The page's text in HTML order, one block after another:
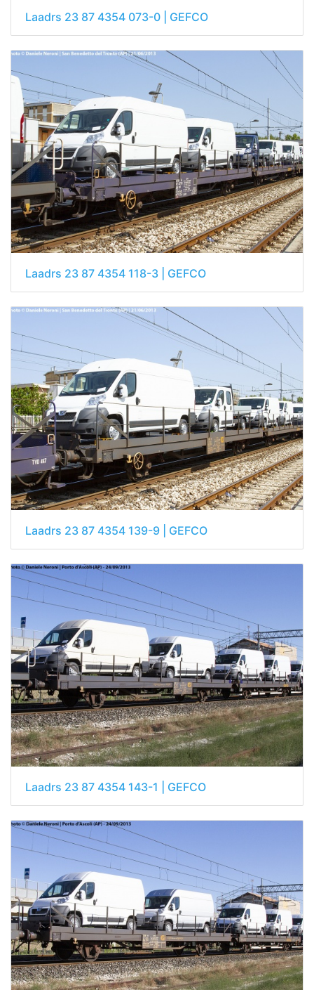
Laadrs 23 87 4354 073-0 | GEFCO
Laadrs 23 87 4354 118-3 | GEFCO
Laadrs 23 87 4354 139-9 | GEFCO
Laadrs 23 87 4354 143-1 | GEFCO